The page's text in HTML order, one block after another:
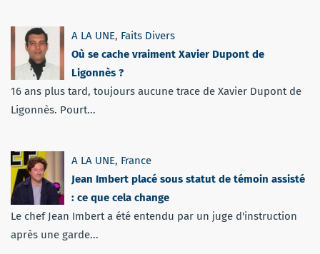
A LA UNE, Faits Divers
Où se cache vraiment Xavier Dupont de
Ligonnès ?
16 ans plus tard, toujours aucune trace de Xavier Dupont de
Ligonnès. Pourt...
A LA UNE, France
Jean Imbert placé sous statut de témoin assisté
: ce que cela change
Le chef Jean Imbert a été entendu par un juge d'instruction
après une garde...